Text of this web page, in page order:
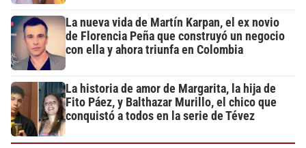
La nueva vida de Martín Karpan, el ex novio
de Florencia Peña que construyó un negocio
con ella y ahora triunfa en Colombia
La historia de amor de Margarita, la hija de
Fito Páez, y Balthazar Murillo, el chico que
conquistó a todos en la serie de Tévez